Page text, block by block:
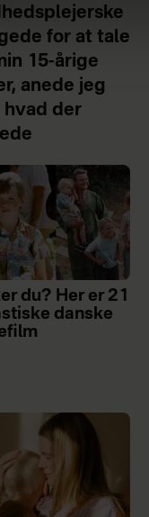
for at tale
15-årige
anede jeg
hvad der
du? Her er 21
danske